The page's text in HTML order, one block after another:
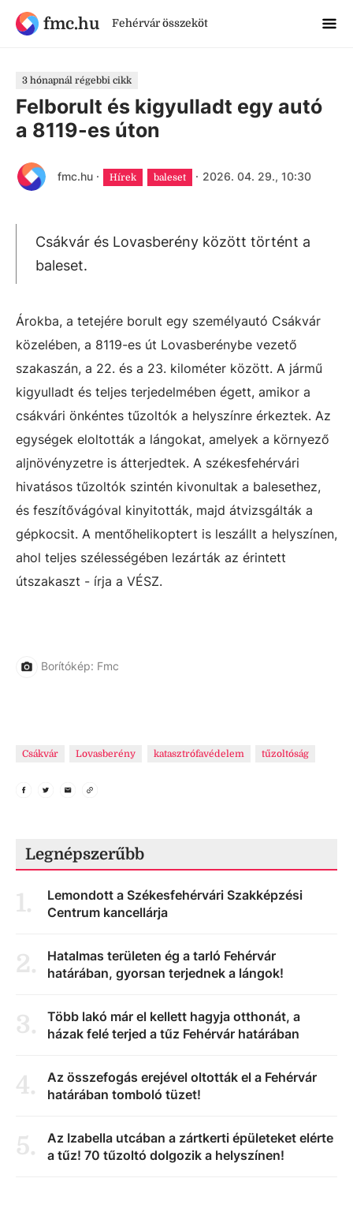
fmc.hu Fehérvár összeköt
3 hónapnál régebbi cikk
Felborult és kigyulladt egy autó
a 8119-es úton
fmc.hu · Hírek baleset · 2026. 04. 29., 10:30
Csákvár és Lovasberény között történt a
baleset.
Árokba, a tetejére borult egy személyautó Csákvár
közelében, a 8119-es út Lovasberénybe vezető
szakaszán, a 22. és a 23. kilométer között. A jármű
kigyulladt és teljes terjedelmében égett, amikor a
csákvári önkéntes tűzoltók a helyszínre érkeztek. Az
egységek eloltották a lángokat, amelyek a környező
aljnövényzetre is átterjedtek. A székesfehérvári
hivatásos tűzoltók szintén kivonultak a balesethez,
és feszítővágóval kinyitották, majd átvizsgálták a
gépkocsit. A mentőhelikoptert is leszállt a helyszínen,
ahol teljes szélességében lezárták az érintett
útszakaszt - írja a VÉSZ.
Borítókép: Fmc
Csákvár Lovasberény katasztrófavédelem tűzoltóság
Legnépszerűbb
1.
Lemondott a Székesfehérvári Szakképzési
Centrum kancellárja
2.
Hatalmas területen ég a tarló Fehérvár
határában, gyorsan terjednek a lángok!
3.
Több lakó már el kellett hagyja otthonát, a
házak felé terjed a tűz Fehérvár határában
4.
Az összefogás erejével oltották el a Fehérvár
határában tomboló tüzet!
5.
Az Izabella utcában a zártkerti épületeket elérte
a tűz! 70 tűzoltó dolgozik a helyszínen!